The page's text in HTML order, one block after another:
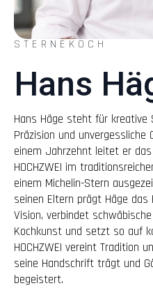
STERNEKOCH
Hans
Hans Häge steht für kreative
Präzision und
einem Jahrzehnt leitet er
HOCHZWEI im
einem Michelin-Stern
seinen Eltern prägt Häge
Vision, verbindet
Kochkunst und setzt so auf
HOCHZWEI vereint Tradition
seine Handschrift trägt und
begeistert.